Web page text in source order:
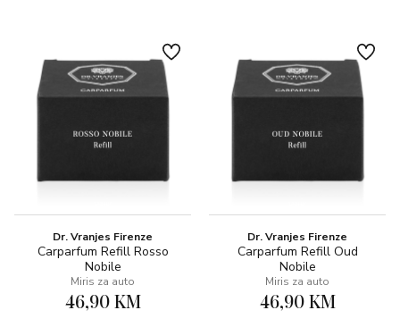
Dr. Vranjes Firenze
Carparfum Refill Rosso
Nobile
Miris za auto
46,90 KM
Dr. Vranjes Firenze
Carparfum Refill Oud
Nobile
Miris za auto
46,90 KM